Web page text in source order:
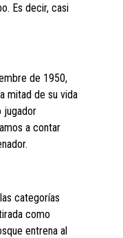
Es decir, casi
de 1950,
mitad de su vida
jugador
a contar
categorías
como
entrena al